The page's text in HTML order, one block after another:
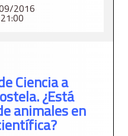
2016
21:00
Ciencia a
¿Está
animales en